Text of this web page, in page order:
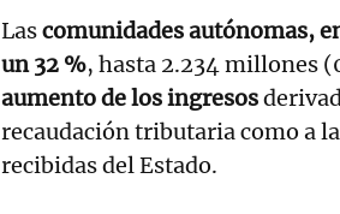
Lascomunidades autónomas,
un 32 %, hasta 2.234 millones
aumento de los ingresos
recaudación tributaria como a
recibidas del Estado.